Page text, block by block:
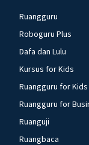
Ruangguru
Roboguru Plus
Dafa dan Lulu
Kursus for Kids
Ruangguru for Kids
Ruangguru for
Ruanguji
Ruangbaca